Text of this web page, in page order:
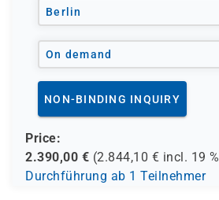
Berlin
On demand
NON-BINDING INQUIRY
Price:
2.390,00 € (2.844,10 € incl. 19 %
Durchführung ab 1 Teilnehmer